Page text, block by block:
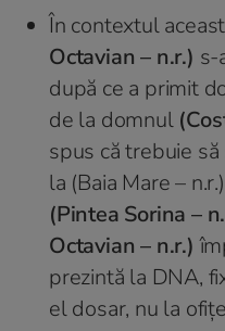
În contextul
Octavian – n.r.) s-
după ce a primit
de la domnul
spus că trebuie
la (Baia Mare –
(Pintea Sorina –
Octavian – n.r.)
prezintă la DNA,
el dosar, nu la